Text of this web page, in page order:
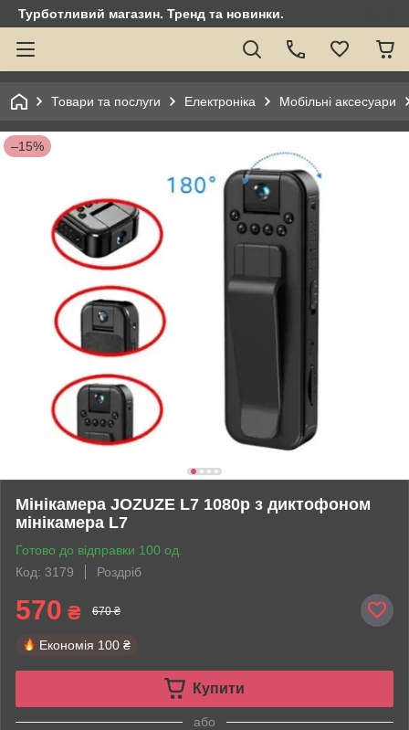
Турботливий магазин. Тренд та новинки.
Товари та послуги Електроніка Мобільні аксесуари
–15%
Мінікамера JOZUZE L7 1080p з диктофоном
мінікамера L7
Готово до відправки 100 од.
Код: 3179
Роздріб
570 ₴ 670 ₴
Економія 100 ₴
Купити
або